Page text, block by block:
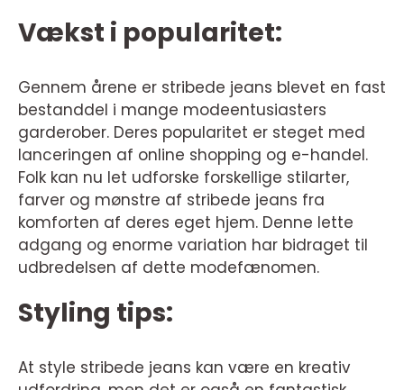
Vækst i popularitet:
Gennem årene er stribede jeans blevet en fast
bestanddel i mange modeentusiasters
garderober. Deres popularitet er steget med
lanceringen af online shopping og e-handel.
Folk kan nu let udforske forskellige stilarter,
farver og mønstre af stribede jeans fra
komforten af deres eget hjem. Denne lette
adgang og enorme variation har bidraget til
udbredelsen af dette modefænomen.
Styling tips:
At style stribede jeans kan være en kreativ